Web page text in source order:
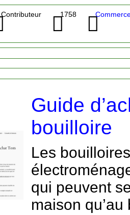
Contributeur 1758
Guide
bouilloire
Les
qui peuvent
maison